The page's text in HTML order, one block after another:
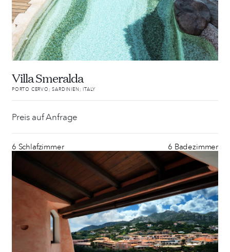
Villa Smeralda
PORTO CERVO; SARDINIEN; ITALY
Preis auf Anfrage
6 Schlafzimmer 6 Badezimmer